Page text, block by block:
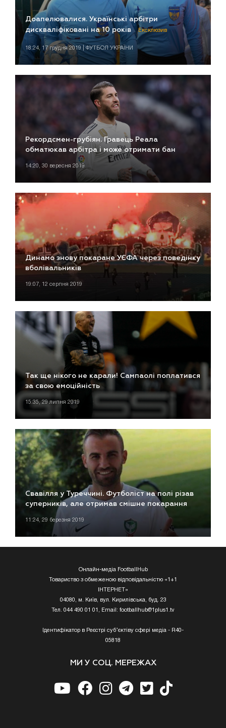
Доапелювалися. Українські арбітри
дискваліфіковані на 10 років
Ексклюзив
18:24, 17 грудня 2019 | ФУТБОЛ УКРАЇНИ
Рекордсмен-грубіян. Гравець Реала
обматюкав арбітра і може отримати бан
14:20, 30 вересня 2019
Динамо знову покаране УЄФА через поведінку
вболівальників
19:07, 12 серпня 2019
Так ще нікого не карали! Сампаолі поплатився
за свою емоційність
15:35, 29 липня 2019
Свавілля у Туреччині. Футболіст на полі різав
суперників, але отримав смішне покарання
11:24, 29 березня 2019
Онлайн-медіа FootballHub
Товариство з обмеженою відповідальністю «1+1
ІНТЕРНЕТ»
04080, м. Київ, вул. Кирилівська, буд. 23
Тел. 044 490 01 01, Email: footballhub@1plus1.tv
Ідентифікатор в Реєстрі суб’єктіву сфері медіа - R40-
05818
МИ У СОЦ. МЕРЕЖАХ